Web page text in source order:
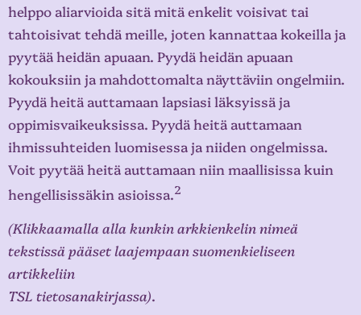
helppo aliarvioida sitä mitä enkelit voisivat tai
tahtoisivat tehdä meille, joten kannattaa kokeilla ja
pyytää heidän apuaan. Pyydä heidän apuaan
kokouksiin ja mahdottomalta näyttäviin ongelmiin.
Pyydä heitä auttamaan lapsiasi läksyissä ja
oppimisvaikeuksissa. Pyydä heitä auttamaan
ihmissuhteiden luomisessa ja niiden ongelmissa.
Voit pyytää heitä auttamaan niin maallisissa kuin
hengellisissäkin asioissa.2
(Klikkaamalla alla kunkin arkkienkelin nimeä
tekstissä pääset laajempaan suomenkieliseen
artikkeliin
TSL tietosanakirjassa).